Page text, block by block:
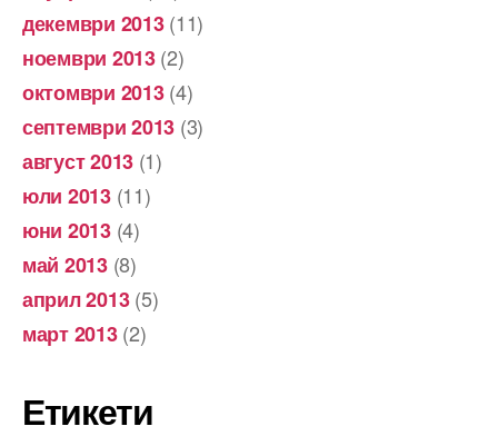
декември 2013(11)
ноември 2013(2)
октомври 2013(4)
септември 2013 (3)
август 2013 (1)
юли 2013(11)
юни 2013(4)
май 2013(8)
април 2013(5)
март 2013(2)
Етикети